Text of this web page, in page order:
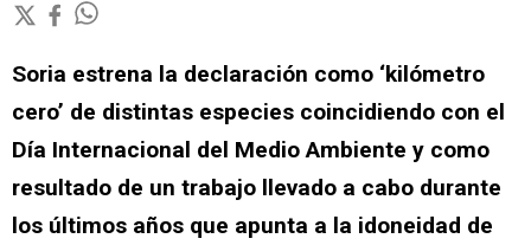
Soria estrena la declaración como ‘kilómetro
cero’ de distintas especies coincidiendo con el
Día Internacional del Medio Ambiente y como
resultado de un trabajo llevado a cabo durante
los últimos años que apunta a la idoneidad de